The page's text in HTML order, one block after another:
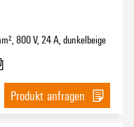
800 V, 24 A, dunkelbeige
Produkt anfragen